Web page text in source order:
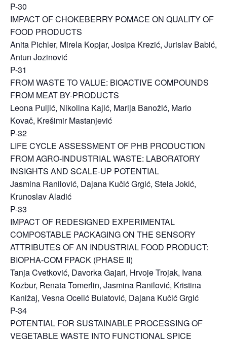
P-30
IMPACT OF CHOKEBERRY POMACE ON QUALITY OF
FOOD PRODUCTS
Anita Pichler, Mirela Kopjar, Josipa Krezić, Jurislav Babić,
Antun Jozinović
P-31
FROM WASTE TO VALUE: BIOACTIVE COMPOUNDS
FROM MEAT BY-PRODUCTS
Leona Puljić, Nikolina Kajić, Marija Banožić, Mario
Kovač, Krešimir Mastanjević
P-32
LIFE CYCLE ASSESSMENT OF PHB PRODUCTION
FROM AGRO‐INDUSTRIAL WASTE: LABORATORY
INSIGHTS AND SCALE‐UP POTENTIAL
Jasmina Ranilović, Dajana Kučić Grgić, Stela Jokić,
Krunoslav Aladić
P-33
IMPACT OF REDESIGNED EXPERIMENTAL
COMPOSTABLE PACKAGING ON THE SENSORY
ATTRIBUTES OF AN INDUSTRIAL FOOD PRODUCT:
BIOPHA‐COM FPACK (PHASE II)
Tanja Cvetković, Davorka Gajari, Hrvoje Trojak, Ivana
Kozbur, Renata Tomerlin, Jasmina Ranilović, Kristina
Kanižaj, Vesna Ocelić Bulatović, Dajana Kučić Grgić
P-34
POTENTIAL FOR SUSTAINABLE PROCESSING OF
VEGETABLE WASTE INTO FUNCTIONAL SPICE